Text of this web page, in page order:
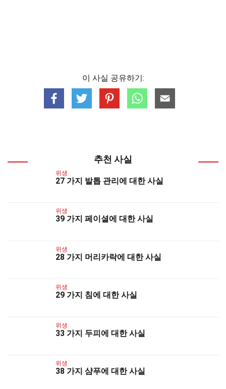
이 사실 공유하기:
추천 사실
위생
27 가지 발톱 관리에 대한 사실
위생
39 가지 페이셜에 대한 사실
위생
28 가지 머리카락에 대한 사실
위생
29 가지 침에 대한 사실
위생
33 가지 두피에 대한 사실
위생
38 가지 샴푸에 대한 사실